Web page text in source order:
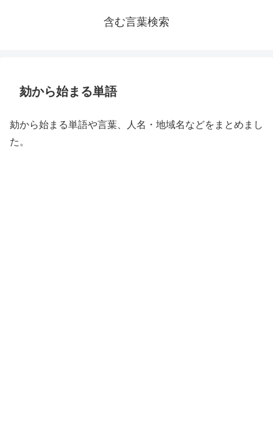
含む言葉検索
劾から始まる単語
劾から始まる単語や言葉、人名・地域名などをまとめまし
た。